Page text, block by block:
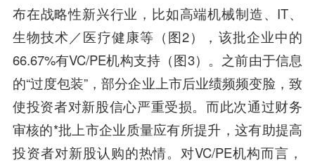
布在战略性新兴行业，比如高端机械制造、 IT、
生物技术／医疗健康等（图2），该批企业中的
66.67%有VC/PE机构支持（图3）。之前由于信息
的“过度包装”，部分企业上市后业绩频频变脸，致
使投资者对新股信心严重受损。而此次通过财务
审核的*批上市企业质量应有所提升，这有助提高
投资者对新股认购的热情。对VC/PE机构而言，